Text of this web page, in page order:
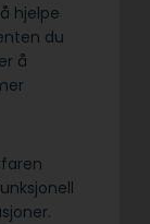
hjelpe
du
å